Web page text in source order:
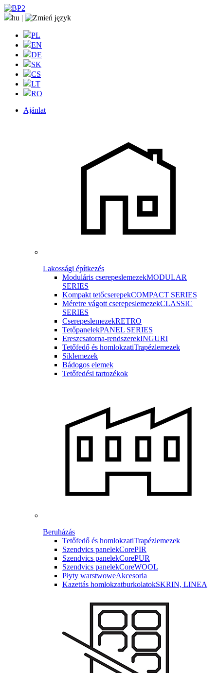
hu |
PL
EN
DE
SK
CS
LT
RO
Ajánlat
Lakossági építkezés
Moduláris cserepeslemezekMODULAR
SERIES
Kompakt tetőcserepekCOMPACT SERIES
Méretre vágott cserepeslemezekCLASSIC
SERIES
CserepeslemezekRETRO
TetőpanelekPANEL SERIES
Ereszcsatorna-rendszerekINGURI
Tetőfedő és homlokzatiTrapézlemezek
Síklemezek
Bádogos elemek
Tetőfedési tartozékok
Beruházás
Tetőfedő és homlokzatiTrapézlemezek
Szendvics panelekCorePIR
Szendvics panelekCorePUR
Szendvics panelekCoreWOOL
Płyty warstwoweAkcesoria
Kazettás homlokzatburkolatokSKRIN, LINEA